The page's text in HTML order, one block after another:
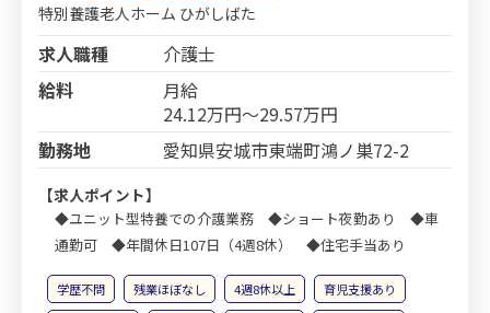
特別養護老人ホーム ひがしばた
求人職種
介護士
給料
月給
24.12万円～29.57万円
勤務地
愛知県安城市東端町鴻ノ巣72-2
【求人ポイント】
◆ユニット型特養での介護業務 ◆ショート夜勤あり ◆車
通勤可 ◆年間休日107日（4週8休） ◆住宅手当あり
学歴不問 残業ほぼなし 4週8休以上
育児支援あり